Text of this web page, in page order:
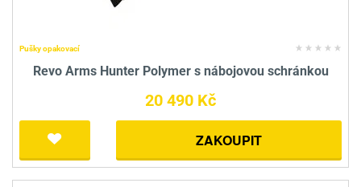
Pušky opakovací
Revo Arms Hunter Polymer s nábojovou schránkou
20 490 Kč
ZAKOUPIT